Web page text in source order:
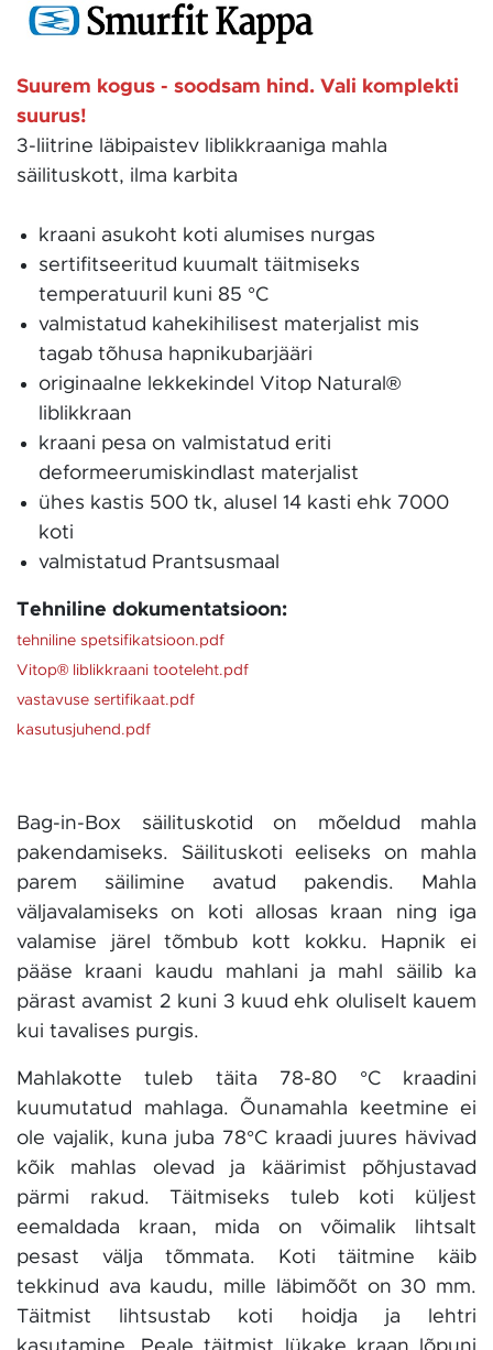
Suurem kogus - soodsam hind. Vali komplekti
suurus!
3-liitrine läbipaistev liblikkraaniga mahla
säilituskott, ilma karbita
kraani asukoht koti alumises nurgas
sertifitseeritud kuumalt täitmiseks
temperatuuril kuni 85 °C
valmistatud kahekihilisest materjalist mis
tagab tõhusa hapnikubarjääri
​originaalne lekkekindel Vitop Natural®
liblikkraan
kraani pesa on valmistatud eriti
deformeerumiskindlast materjalist
ühes kastis 500 tk, alusel 14 kasti ehk 7000
koti
valmistatud Prantsusmaal
Tehniline dokumentatsioon:
tehniline spetsifikatsioon.pdf
Vitop® liblikkraani tooteleht.pdf
vastavuse sertifikaat.pdf
kasutusjuhend.pdf
Bag-in-Box säilituskotid on mõeldud mahla
pakendamiseks. Säilituskoti eeliseks on mahla
parem säilimine avatud pakendis. Mahla
väljavalamiseks on koti allosas kraan ning iga
valamise järel tõmbub kott kokku. Hapnik ei
pääse kraani kaudu mahlani ja mahl säilib ka
pärast avamist 2 kuni 3 kuud ehk oluliselt kauem
kui tavalises purgis.
Mahlakotte tuleb täita 78-80 °C kraadini
kuumutatud mahlaga. Õunamahla keetmine ei
ole vajalik, kuna juba 78°C kraadi juures hävivad
kõik mahlas olevad ja käärimist põhjustavad
pärmi rakud. Täitmiseks tuleb koti küljest
eemaldada kraan, mida on võimalik lihtsalt
pesast välja tõmmata. Koti täitmine käib
tekkinud ava kaudu, mille läbimõõt on 30 mm.
Täitmist lihtsustab koti hoidja ja lehtri